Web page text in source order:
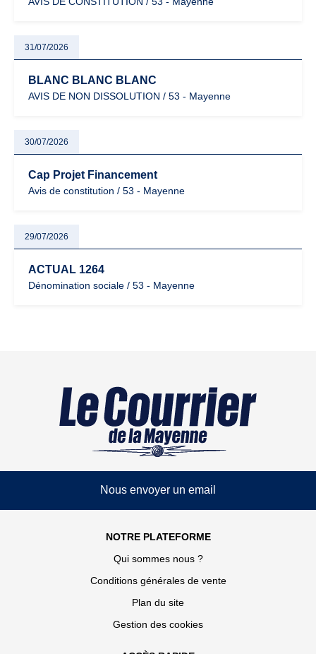
31/07/2026
BLANC BLANC BLANC
AVIS DE NON DISSOLUTION / 53 - Mayenne
30/07/2026
Cap Projet Financement
Avis de constitution / 53 - Mayenne
29/07/2026
ACTUAL 1264
Dénomination sociale / 53 - Mayenne
Nous envoyer un email
NOTRE PLATEFORME
Qui sommes nous ?
Conditions générales de vente
Plan du site
Gestion des cookies